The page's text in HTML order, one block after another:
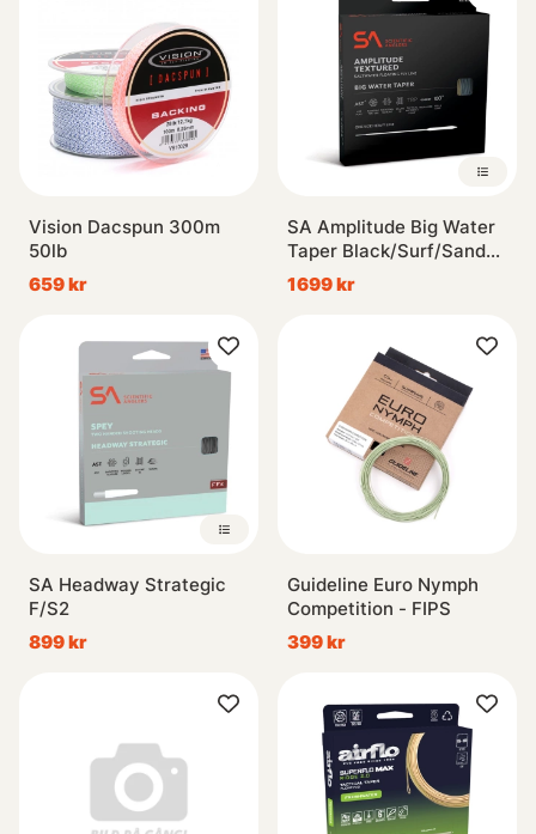
Vision Dacspun 300m
50lb
659 kr
SA Amplitude Big Water
Taper Black/Surf/Sand
WF
1699 kr
SA Headway Strategic
F/S2
899 kr
Guideline Euro Nymph
Competition - FIPS
399 kr